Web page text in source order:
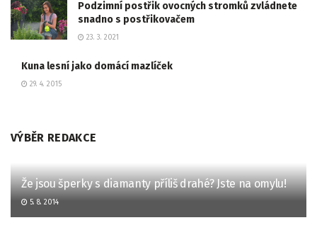
Podzimní postřik ovocných stromků zvládnete
snadno s postřikovačem
23. 3. 2021
Kuna lesní jako domácí mazlíček
29. 4. 2015
VÝBĚR REDAKCE
Že jsou šperky s diamanty příliš drahé? Jste na omylu!
5. 8. 2014